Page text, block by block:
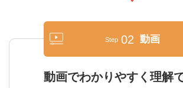
Step 02 動画
動画でわかりやすく理解